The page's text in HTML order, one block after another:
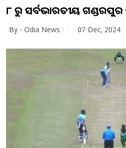
୮ ରୁ ସର୍ବଭାରତୀୟ ଗଣ୍ଡରପୁର
By - Odia News 07 Dec, 2024